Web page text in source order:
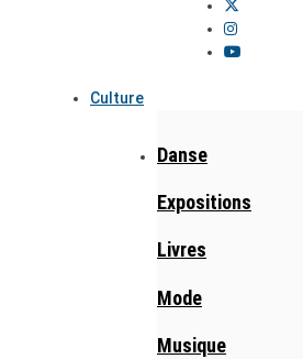
Culture
Danse
Expositions
Livres
Mode
Musique